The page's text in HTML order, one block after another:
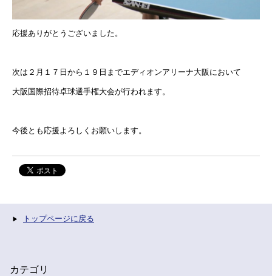
応援ありがとうございました。
次は２月１７日から１９日までエディオンアリーナ大阪において
大阪国際招待卓球選手権大会が行われます。
今後とも応援よろしくお願いします。
トップページに戻る
カテゴリ